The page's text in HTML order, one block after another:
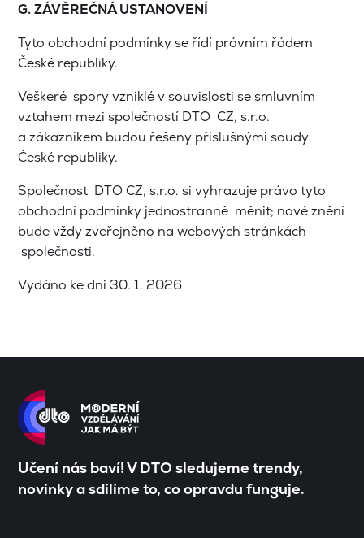
G. ZÁVĚREČNÁ USTANOVENÍ
Tyto obchodní podmínky se řídí právním řádem
České republiky.
Veškeré spory vzniklé v souvislosti se smluvním
vztahem mezi společností DTO CZ, s.r.o.
a zákazníkem budou řešeny příslušnými soudy
České republiky.
Společnost DTO CZ, s.r.o. si vyhrazuje právo tyto
obchodní podmínky jednostranně měnit; nové znění
bude vždy zveřejněno na webových stránkách
společnosti.
Vydáno ke dni 30. 1. 2026
Učení nás baví! V DTO sledujeme trendy,
novinky a sdílíme to, co opravdu funguje.